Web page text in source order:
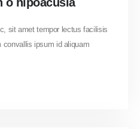
sit amet tempor lectus facilisis
convallis ipsum id aliquam